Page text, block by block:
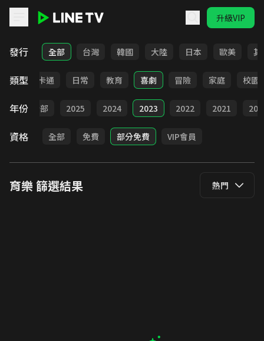
升級VIP
LINE TV - 育樂
發行 全部 台灣 韓國 大陸 日本 歐美 其
類型
全部 卡通 日常 教育 喜劇 冒險 家庭 校園
年份 全部 2025 2024 2023 2022 2021
資格 全部 免費 部分免費 VIP會員
育樂篩選結果 熱門